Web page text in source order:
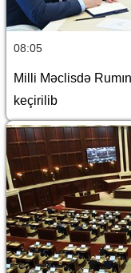
08:05
Milli Məclisdə
keçirilib